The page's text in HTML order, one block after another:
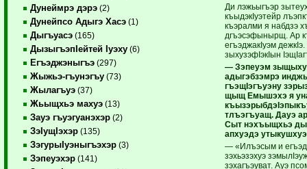
Дунеймрэ дэрэ (2)
Дунейпсо Адыгэ Хасэ (1)
Дыгъуасэ (165)
ДызыгъэпIейтей Iуэху (6)
Егъэджэныгъэ (297)
Жыжьэ-гъунэгъу (73)
Жылагъуэ (37)
Жьыщхьэ махуэ (13)
Зауэ гъуэгуанэхэр (2)
ЗэIущIэхэр (135)
ЗэгурыIуэныгъэхэр (3)
Зэпеуэхэр (141)
Ди лэжьыгъэр
къыдэкIуэтейр
къэралми я набдзэ
дгъэсэфынырщ. Ар
егъэджакIуэм
зыхузэфIэкIын
— Зэпеуэм
адыгэбзэмрэ
гъэщIэгъуэну
щыщ Емышэхэ я
тлъэгъуащ. Дауэ
Сыт нэхъыщхьэ
апхуэдэ
— «Илъэсым и
зэхьэзэхуэ
зэхагъэуват. Ауэ